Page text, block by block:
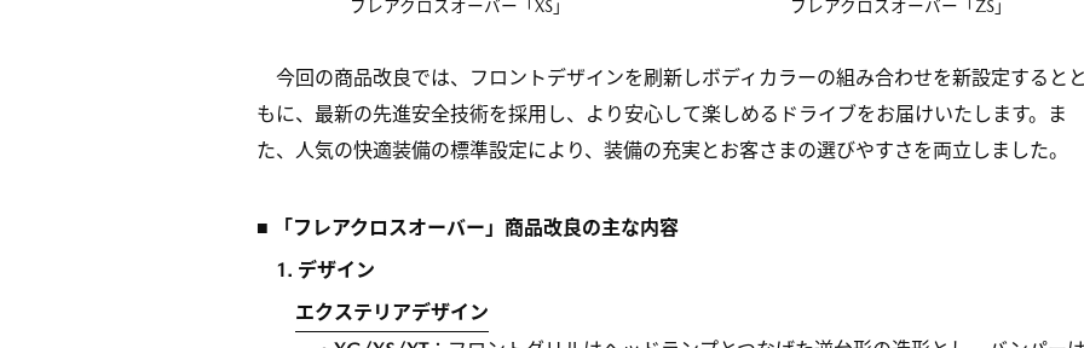
フレアクロスオーバー「XS」 フレアクロスオーバー「ZS」
今回の商品改良では、フロントデザインを刷新しボディカラーの組み合わせを新設定するとと
もに、最新の先進安全技術を採用し、より安心して楽しめるドライブをお届けいたします。ま
た、人気の快適装備の標準設定により、装備の充実とお客さまの選びやすさを両立しました。
■ 「フレアクロスオーバー」商品改良の主な内容
1. デザイン
エクステリアデザイン